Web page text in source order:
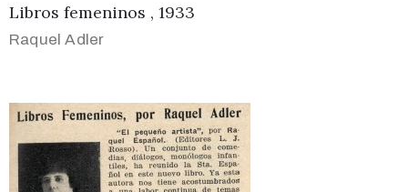
Libros femeninos , 1933
Raquel Adler